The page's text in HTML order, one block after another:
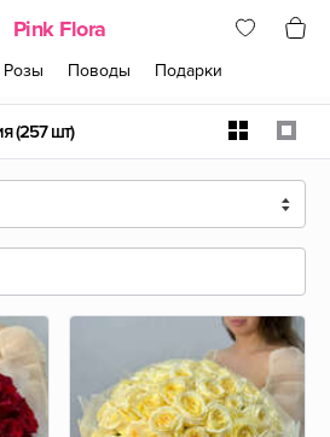
Pink Flora
Розы Поводы Подарки
(257 шт)